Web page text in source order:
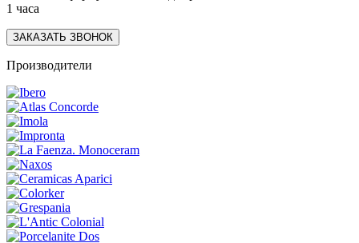
1 часа
ЗАКАЗАТЬ ЗВОНОК
Производители